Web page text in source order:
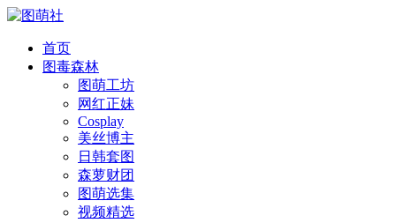
首页
图毒森林
图萌工坊
网红正妹
Cosplay
美丝博主
日韩套图
森萝财团
图萌选集
视频精选